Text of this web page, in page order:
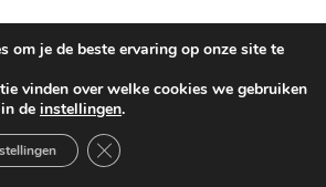
om je de beste ervaring op onze site te
vinden over welke cookies we gebruiken
de instellingen.
Sluit AVG/GDPR cookie banner